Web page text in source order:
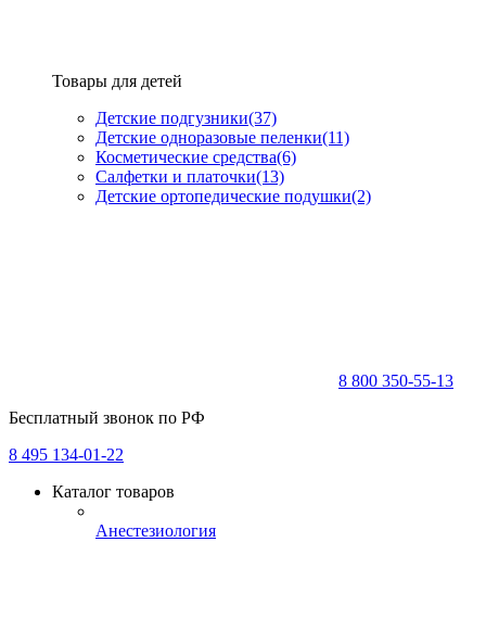
Товары для детей
Детские подгузники(37)
Детские одноразовые пеленки(11)
Косметические средства(6)
Салфетки и платочки(13)
Детские ортопедические подушки(2)
8 800 350-55-13
Бесплатный звонок по РФ
8 495 134-01-22
Каталог товаров
Анестезиология